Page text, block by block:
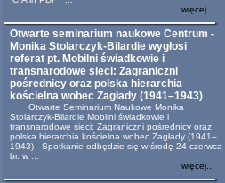
więcej...
Otwarte seminarium naukowe Centrum -
Monika Stolarczyk-Bilardie wygłosi
referat pt. Mobilni świadkowie i
transnarodowe sieci: Zagraniczni
pośrednicy oraz polska hierarchia
kościelna wobec Zagłady (1941–1943)
Otwarte Seminarium Naukowe Monika
Stolarczyk-Bilardie Mobilni świadkowie i
transnarodowe sieci: Zagraniczni pośrednicy oraz
polska hierarchia kościelna wobec Zagłady (1941–
1943) Spotkanie odbędzie się w środę 24 czerwca
br. w ...
więcej...